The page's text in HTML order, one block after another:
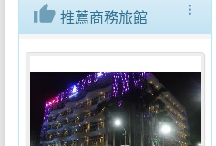
more_vert
thumb_up 推薦商務旅館